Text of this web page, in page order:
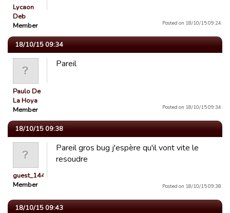
Lycaon
Deb
Member
Posted on 18/10/15 09:24.
18/10/15 09:34
Paulo De
La Hoya
Member
Pareil
Posted on 18/10/15 09:34.
18/10/15 09:38
guest_1443551675795
Member
Pareil gros bug j'espère qu'il vont vite le
resoudre
Posted on 18/10/15 09:38.
18/10/15 09:43